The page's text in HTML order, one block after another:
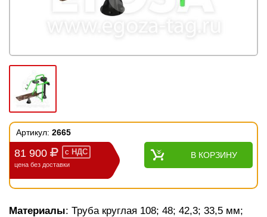
Артикул: 2665
81 900 с НДС
цена без доставки
В КОРЗИНУ
Материалы: Труба круглая 108; 48; 42,3; 33,5 мм;